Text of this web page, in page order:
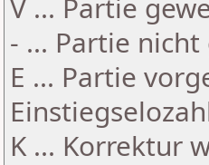
V ... Partie
- ... Partie
E ... Partie
K ... Korrektur